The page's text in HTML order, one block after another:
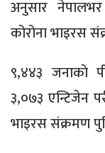
अनुसार
कोरोना भाइरस
९,४४३ जनाकाे
३,०७३ एन्टिजेन
भाइरस संक्रमण